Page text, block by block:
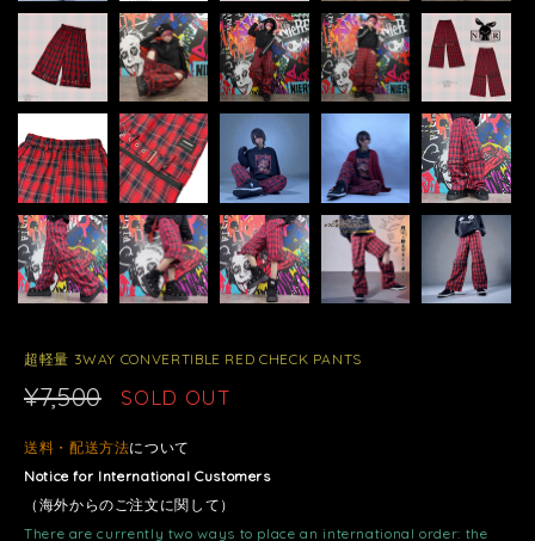
超軽量 3WAY CONVERTIBLE RED CHECK PANTS
¥7,500 SOLD OUT
送料・配送方法について
Notice for International Customers
（海外からのご注文に関して）
There are currently two ways to place an international order: the